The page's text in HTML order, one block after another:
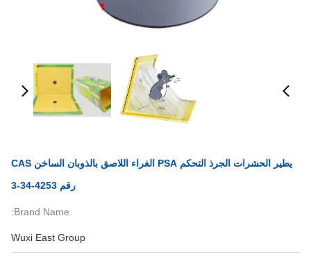
يطير الحشرات الجرذ التحكم PSA الغراء اللاصق بالذوبان الساخن CAS
رقم 4253-34-3
Brand Name:
Wuxi East Group